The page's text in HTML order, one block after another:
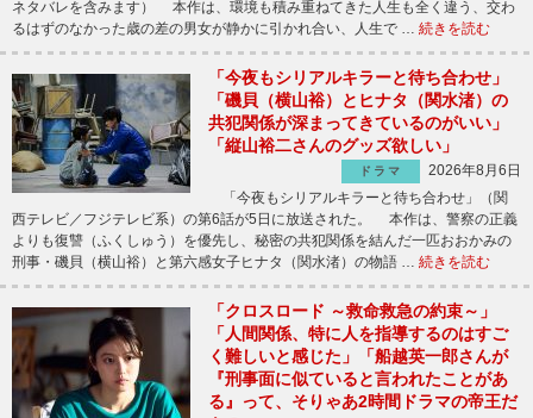
ネタバレを含みます） 本作は、環境も積み重ねてきた人生も全く違う、交わ
るはずのなかった歳の差の男女が静かに引かれ合い、人生で … 続きを読む
「今夜もシリアルキラーと待ち合わせ」
「磯貝（横山裕）とヒナタ（関水渚）の
共犯関係が深まってきているのがいい」
「縦山裕二さんのグッズ欲しい」
ドラマ
2026年8月6日
「今夜もシリアルキラーと待ち合わせ」（関
西テレビ／フジテレビ系）の第6話が5日に放送された。 本作は、警察の正義
よりも復讐（ふくしゅう）を優先し、秘密の共犯関係を結んだ一匹おおかみの
刑事・磯貝（横山裕）と第六感女子ヒナタ（関水渚）の物語 … 続きを読む
「クロスロード ～救命救急の約束～」
「人間関係、特に人を指導するのはすご
く難しいと感じた」「船越英一郎さんが
『刑事面に似ていると言われたことがあ
る』って、そりゃあ2時間ドラマの帝王だ